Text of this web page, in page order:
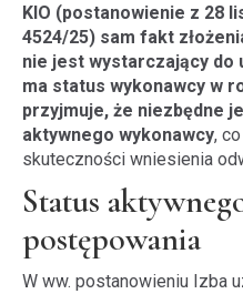
KIO (postanowienie z 28
4524/25) sam fakt
nie jest wystarczający do
ma status wykonawcy w
przyjmuje, że niezbędne
aktywnego wykonawcy,
skuteczności wniesienia
Status
postępowania
W ww. postanowieniu Izba